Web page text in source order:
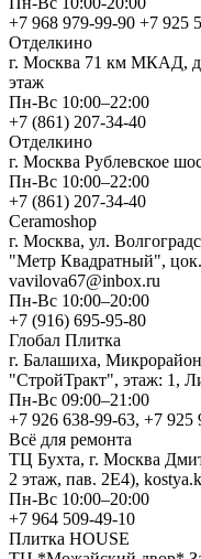
+7 968 979-99-90 +7 925
Отделкино
г. Москва 71 км МКАД,
этаж
Пн-Вс 10:00–22:00
+7 (861) 207-34-40
Отделкино
г. Москва Рублевское
Пн-Вс 10:00–22:00
+7 (861) 207-34-40
Ceramoshop
г. Москва, ул.
"Метр Квадратный",
vavilova67@inbox.ru
Пн-Вс 10:00–20:00
+7 (916) 695-95-80
Глобал Плитка
г. Балашиха,
"СтройТракт", этаж: 1,
Пн-Вс 09:00–21:00
+7 926 638-99-63, +7 925
Всё для ремонта
ТЦ Бухта, г. Москва
2 этаж, пав. 2Е4),
Пн-Вс 10:00–20:00
+7 964 509-49-10
Плитка HOUSE